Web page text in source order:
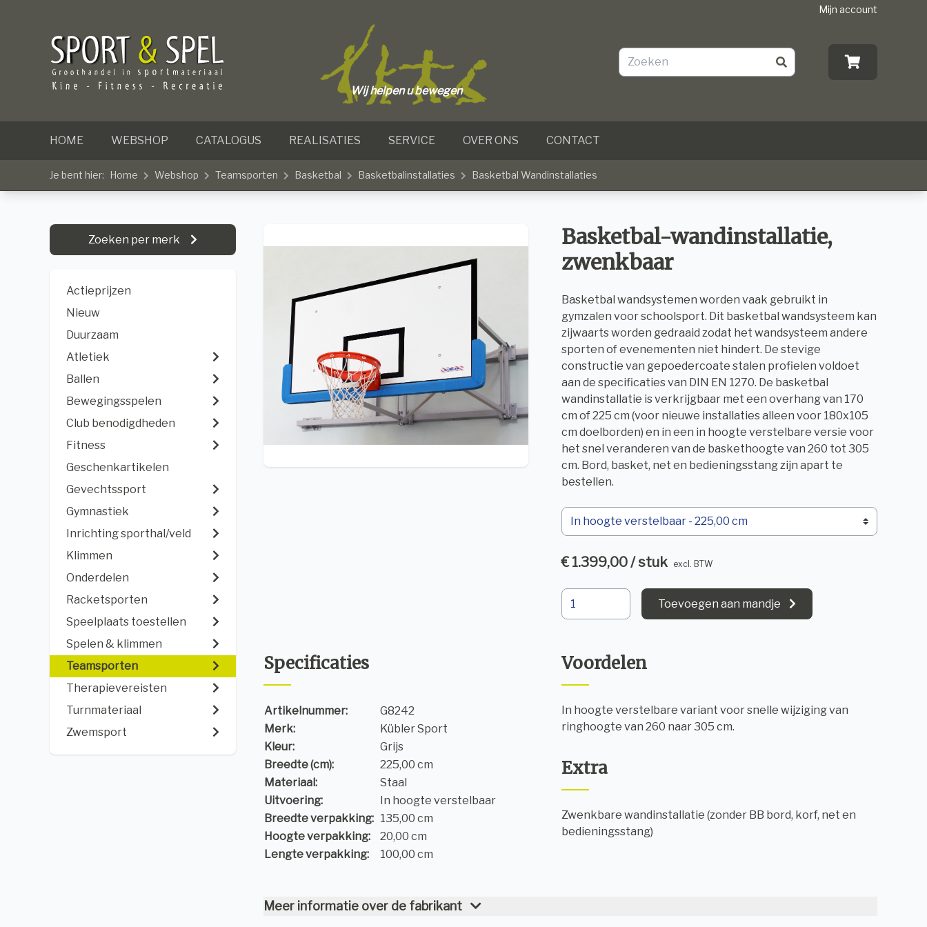
Mijn account
Wij helpen u bewegen
HOME WEBSHOP CATALOGUS REALISATIES SERVICE OVER ONS CONTACT
Je bent hier: Home Webshop Teamsporten Basketbal Basketbalinstallaties Basketbal Wandinstallaties
Zoeken per merk
Actieprijzen
Nieuw
Duurzaam
Atletiek
Ballen
Bewegingsspelen
Club benodigdheden
Fitness
Geschenkartikelen
Gevechtssport
Gymnastiek
Inrichting sporthal/veld
Klimmen
Onderdelen
Racketsporten
Speelplaats toestellen
Spelen & klimmen
Teamsporten
Therapievereisten
Turnmateriaal
Zwemsport
Basketbal-wandinstallatie,
zwenkbaar
Basketbal wandsystemen worden vaak gebruikt in
gymzalen voor schoolsport. Dit basketbal wandsysteem kan
zijwaarts worden gedraaid zodat het wandsysteem andere
sporten of evenementen niet hindert. De stevige
constructie van gepoedercoate stalen profielen voldoet
aan de specificaties van DIN EN 1270. De basketbal
wandinstallatie is verkrijgbaar met een overhang van 170
cm of 225 cm (voor nieuwe installaties alleen voor 180x105
cm doelborden) en in een in hoogte verstelbare versie voor
het snel veranderen van de baskethoogte van 260 tot 305
cm. Bord, basket, net en bedieningsstang zijn apart te
bestellen.
€ 1.399,00 / stuk excl. BTW
Toevoegen aan mandje
Specificaties
Artikelnummer:
G8242
Merk:
Kübler Sport
Kleur:
Grijs
Breedte (cm):
225,00 cm
Materiaal:
Staal
Uitvoering:
In hoogte verstelbaar
Breedte verpakking: 135,00 cm
Hoogte verpakking:
20,00 cm
Lengte verpakking:
100,00 cm
Voordelen
In hoogte verstelbare variant voor snelle wijziging van
ringhoogte van 260 naar 305 cm.
Extra
Zwenkbare wandinstallatie (zonder BB bord, korf, net en
bedieningsstang)
Meer informatie over de fabrikant